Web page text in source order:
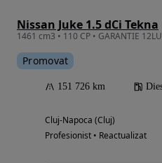
Nissan Juke 1.5 dCi Tekna
Promovat
151 726 km
Cluj-Napoca (Cluj)
Profesionist • Reactualizat